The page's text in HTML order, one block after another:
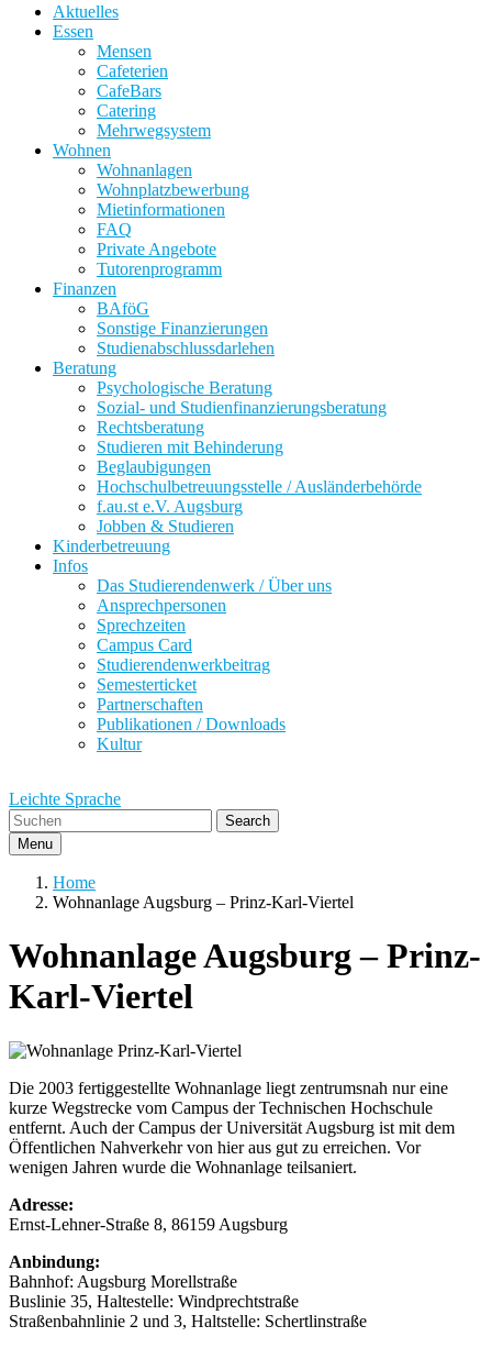
Aktuelles
Essen
Mensen
Cafeterien
CafeBars
Catering
Mehrwegsystem
Wohnen
Wohnanlagen
Wohnplatzbewerbung
Mietinformationen
FAQ
Private Angebote
Tutorenprogramm
Finanzen
BAföG
Sonstige Finanzierungen
Studienabschlussdarlehen
Beratung
Psychologische Beratung
Sozial- und Studienfinanzierungsberatung
Rechtsberatung
Studieren mit Behinderung
Beglaubigungen
Hochschulbetreuungsstelle / Ausländerbehörde
f.au.st e.V. Augsburg
Jobben & Studieren
Kinderbetreuung
Infos
Das Studierendenwerk / Über uns
Ansprechpersonen
Sprechzeiten
Campus Card
Studierendenwerkbeitrag
Semesterticket
Partnerschaften
Publikationen / Downloads
Kultur
Leichte Sprache
Search
Menu
Home
Wohnanlage Augsburg – Prinz-Karl-Viertel
Wohnanlage Augsburg – Prinz-
Karl-Viertel
Die 2003 fertiggestellte Wohnanlage liegt zentrumsnah nur eine
kurze Wegstrecke vom Campus der Technischen Hochschule
entfernt. Auch der Campus der Universität Augsburg ist mit dem
Öffentlichen Nahverkehr von hier aus gut zu erreichen. Vor
wenigen Jahren wurde die Wohnanlage teilsaniert.
Adresse:
Ernst-Lehner-Straße 8, 86159 Augsburg
Anbindung:
Bahnhof: Augsburg Morellstraße
Buslinie 35, Haltestelle: Windprechtstraße
Straßenbahnlinie 2 und 3, Haltstelle: Schertlinstraße